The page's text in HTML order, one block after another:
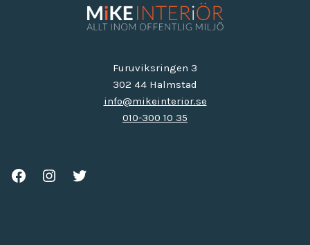
Furuviksringen 3
302 44 Halmstad
info@mikeinterior.se
010-300 10 35